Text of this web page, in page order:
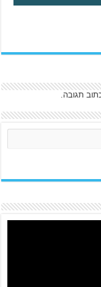
תגובה.